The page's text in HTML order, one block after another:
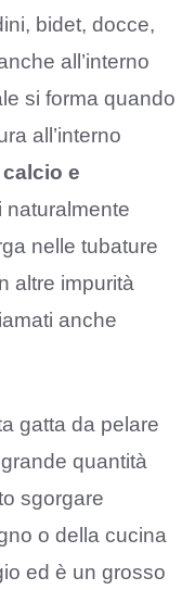
bidet, docce,
all’interno
si forma quando
all’interno
e
naturalmente
nelle tubature
altre impurità
anche
gatta da pelare
quantità
sgorgare
o della cucina
ed è un grosso